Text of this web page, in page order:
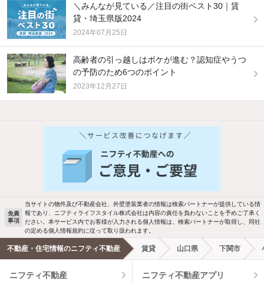
＼みんなが見ている／注目の街ベスト30｜賃
貸・埼玉県版2024
2024年07月25日
高齢者の引っ越しはボケが進む？認知症やうつ
の予防のため6つのポイント
2023年12月27日
バス・トイレ別 2階以上
洗濯機置場あり 独立洗面台
エアコンあり 都市ガス
温水洗浄便座 オートロック
免責
事項
当サイトの物件及び不動産会社、外壁塗装業者の情報は検索パートナーが提供している情
報であり、ニフティライフスタイル株式会社は内容の責任を負わないことを予めご了承く
ださい。本サービス内でお客様が入力される個人情報は、検索パートナーが取得し、同社
の定める個人情報規約に従って取り扱われます。
不動産・住宅情報のニフティ不動産 賃貸 山口県 下関市
ニフティ不動産 ニフティ不動産アプリ